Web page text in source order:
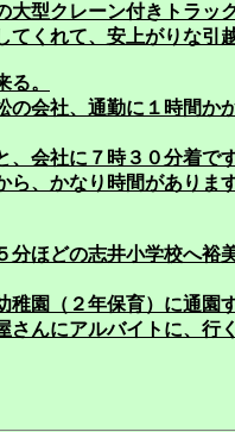
大型クレーン付きトラッ
てくれて、安上がりな引
。
の会社、通勤に１時間か
、会社に７時３０分着で
ら、かなり時間がありま
分ほどの志井小学校へ裕
稚園（２年保育）に通園
さんにアルバイトに、行